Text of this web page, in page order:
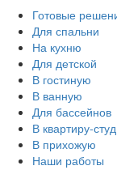
Готовые
Для спальни
На кухню
Для детской
В гостиную
В ванную
Для бассейнов
В квартиру-
В прихожую
Наши работы